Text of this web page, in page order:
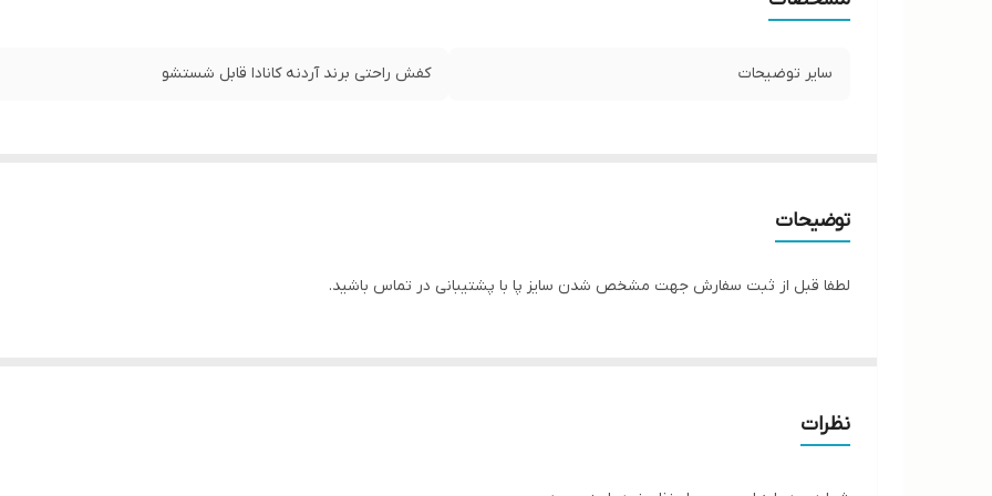
سایر توضیحات کفش راحتی برند آردنه کانادا قابل شستشو
توضیحات
لطفا قبل از ثبت سفارش جهت مشخص شدن سایز پا با پشتیبانی در تماس باشید.
نظرات